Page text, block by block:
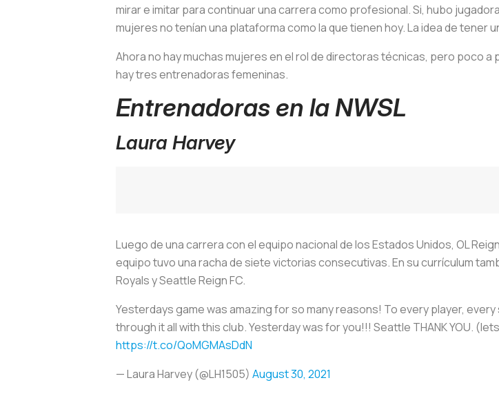
mirar e imitar para continuar una carrera como profesional. Si, hubo
mujeres no tenían una plataforma como la que tienen hoy. La idea de
Ahora no hay muchas mujeres en el rol de directoras técnicas, pero poco a
hay tres entrenadoras femeninas.
Entrenadoras en la NWSL
Laura Harvey
Luego de una carrera con el equipo nacional de los Estados Unidos, OL
equipo tuvo una racha de siete victorias consecutivas. En su currículum
Royals y Seattle Reign FC.
Yesterdays game was amazing for so many reasons! To every player,
through it all with this club. Yesterday was for you!!! Seattle THANK YOU.
https://t.co/QoMGMAsDdN
— Laura Harvey (@LH1505) August 30, 2021